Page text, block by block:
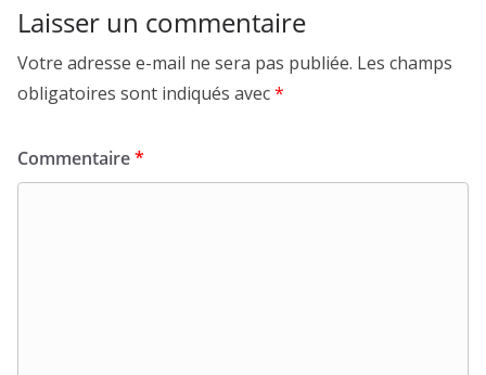
Laisser un commentaire
Votre adresse e-mail ne sera pas publiée. Les champs
obligatoires sont indiqués avec*
Commentaire*